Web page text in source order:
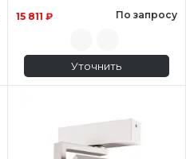
15 811 ₽ По запросу
Уточнить